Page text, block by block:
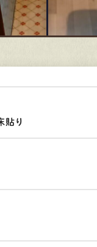
無料建 診断
44-
業時間 8:00−18:00
Web
貼り